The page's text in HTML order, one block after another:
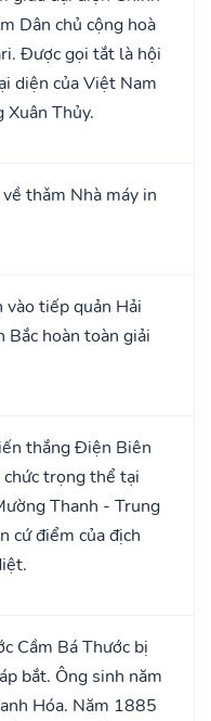
Dân chủ cộng hoà
Được gọi tắt là hội
diện của Việt Nam
Thủy.
thǎm Nhà máy in
vào tiếp quản Hải
Bắc hoàn toàn giải
thắng Điện Biên
trọng thể tại
Thanh - Trung
cứ điểm của địch
Cầm Bá Thước bị
bắt. Ông sinh năm
Hóa. Năm 1885